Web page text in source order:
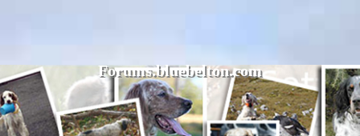
Forums.bluebelton.com